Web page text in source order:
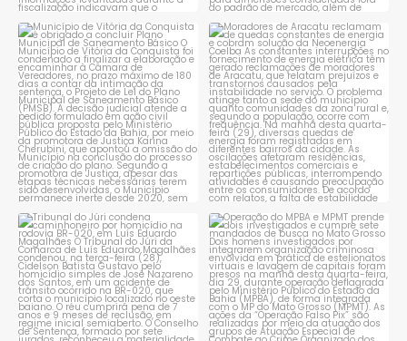
Município de Vitória da
Conquista é obrigado a...
1 0
Moradores de Aracatu
reclamam de quedas
constantes ...
1 0
Tribunal do Júri condena
caminhoneiro por...
1 0
Operação do MPBA e MPMT
prende dois investigados e...
1 0